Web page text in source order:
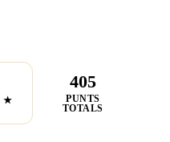
★
405
PUNTS
TOTALS